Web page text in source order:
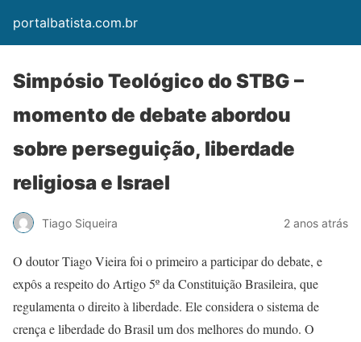
portalbatista.com.br
Simpósio Teológico do STBG –
momento de debate abordou
sobre perseguição, liberdade
religiosa e Israel
Tiago Siqueira 2 anos atrás
O doutor Tiago Vieira foi o primeiro a participar do debate, e
expôs a respeito do Artigo 5º da Constituição Brasileira, que
regulamenta o direito à liberdade. Ele considera o sistema de
crença e liberdade do Brasil um dos melhores do mundo. O